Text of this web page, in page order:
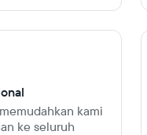
kami
ke seluruh